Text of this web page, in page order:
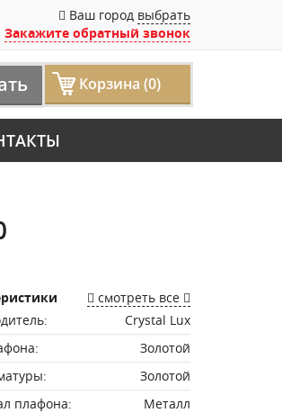
Ваш город выбрать
Закажите обратный звонок
Корзина (0)
смотреть все
Crystal Lux
Золотой
Золотой
плафона:
Металл